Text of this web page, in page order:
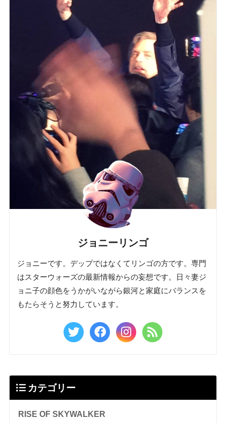
ジョニーリンゴ
ジョニーです。デップではなくてリンゴの方です。専門
はスターウォーズの最新情報からの妄想です。日々妻ジ
ョニ子の顔色をうかがいながら銀河と家庭にバランスを
もたらそうと努力しています。
カテゴリー
RISE OF SKYWALKER